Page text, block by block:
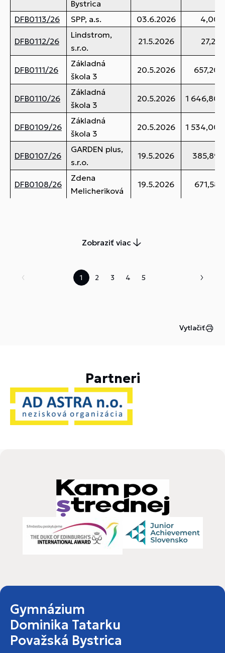
Bystrica
DFB0113/26 SPP, a.s. 03.6.2026 4,00
DFB0112/26
Lindstrom,
s.r.o.
21.5.2026 27,21
DFB0111/26
Základná
škola 3
20.5.2026 657,20
DFB0110/26
Základná
škola 3
20.5.2026 1 646,80
DFB0109/26
Základná
škola 3
20.5.2026 1 534,00
DFB0107/26
GARDEN plus,
s.r.o.
19.5.2026 385,89
DFB0108/26
Zdena
Melicheriková
19.5.2026 671,58
Zobraziť viac
1 2 3 4 5
Vytlačiť
Partneri
Gymnázium
Dominika Tatarku
Považská Bystrica